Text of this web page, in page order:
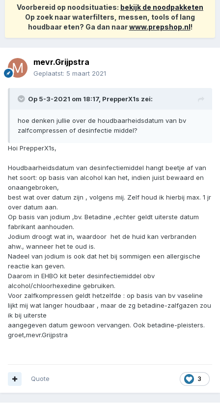
Voorbereid op noodsituaties: bekijk de noodpakketen
Op zoek naar waterfilters, messen, tools of lang
houdbaar eten? Ga dan naarwww.prepshop.nl!
mevr.Grijpstra
Geplaatst: 5 maart 2021
Op 5-3-2021 om 18:17, PrepperX1s zei:
hoe denken jullie over de houdbaarheidsdatum van bv
zalfcompressen of desinfectie middel?
Hoi PrepperX1s,
Houdbaarheidsdatum van desinfectiemiddel hangt beetje af van
het soort: op basis van alcohol kan het, indien juist bewaard en
onaangebroken,
best wat over datum zijn , volgens mij. Zelf houd ik hierbij max. 1 jr
over datum aan.
Op basis van jodium ,bv. Betadine ,echter geldt uiterste datum
fabrikant aanhouden.
Jodium droogt wat in, waardoor het de huid kan verbranden
ahw., wanneer het te oud is.
Nadeel van jodium is ook dat het bij sommigen een allergische
reactie kan geven.
Daarom in EHBO kit beter desinfectiemiddel obv
alcohol/chloorhexedine gebruiken.
Voor zalfkompressen geldt hetzelfde : op basis van bv vaseline
lijkt mij wat langer houdbaar , maar de zg betadine-zalfgazen zou
ik bij uiterste
aangegeven datum gewoon vervangen. Ook betadine-pleisters.
groet,mevr.Grijpstra
3
Quote